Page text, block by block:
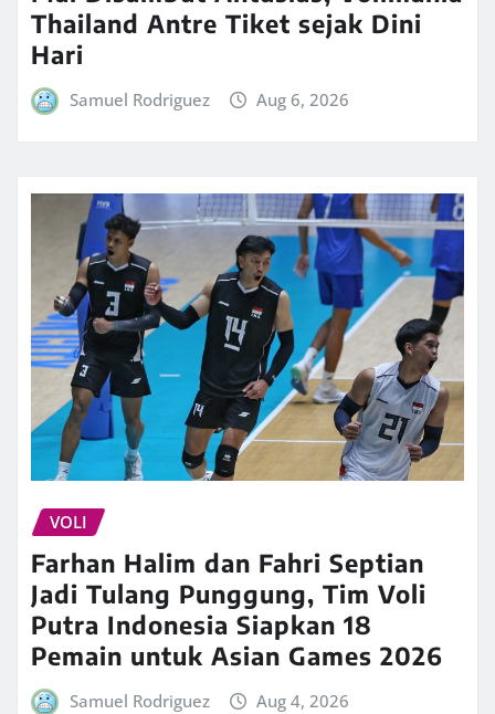
Thailand Antre Tiket sejak Dini
Hari
Samuel Rodriguez Aug 6, 2026
VOLI
Farhan Halim dan Fahri Septian
Jadi Tulang Punggung, Tim Voli
Putra Indonesia Siapkan 18
Pemain untuk Asian Games 2026
Samuel Rodriguez Aug 4, 2026